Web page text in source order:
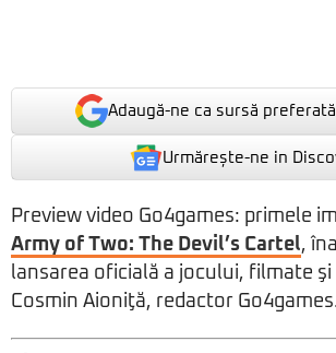
Adaugă-ne ca sursă
Urmărește-ne in
Preview video Go4games: primele
Army of Two: The Devil’s Cartel,
lansarea oficială a jocului, filmate
Cosmin Aioniţă, redactor